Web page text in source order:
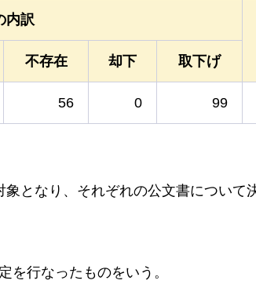
内訳
不存在 却下 取下げ
56 0 99
となり、それぞれの公文書について
を行なったものをいう。